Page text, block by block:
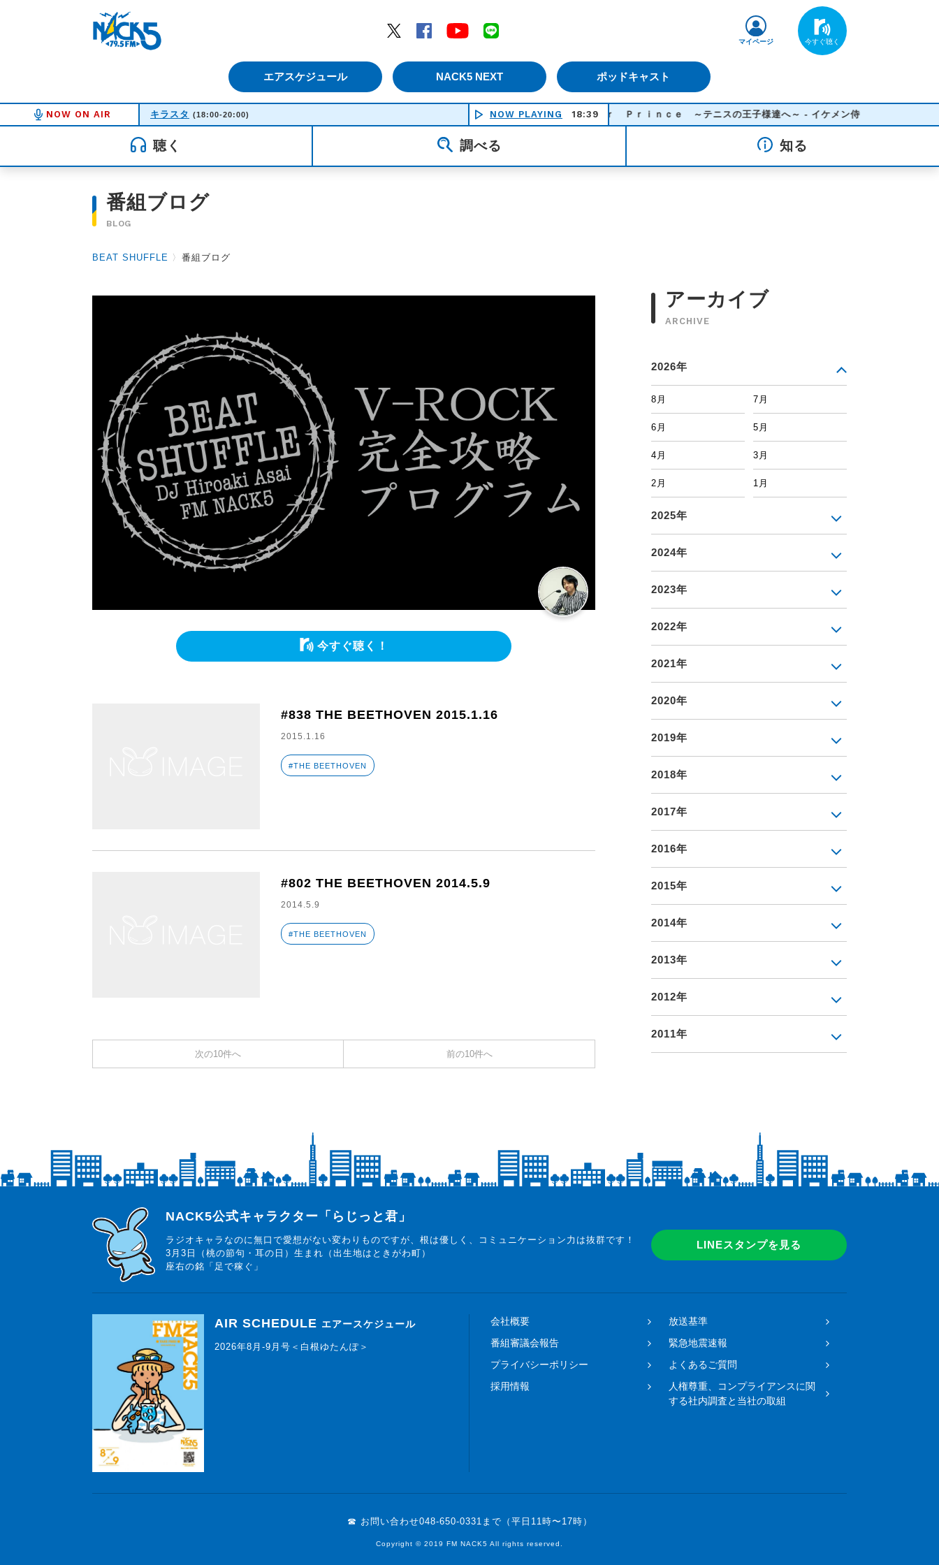
Twitter
Facebook YouTube
エアスケジュール NACK5 NEXT ポッドキャスト
マイページ
NOW ON AIR キラスタ (18:00-20:00) NOW PLAYING 18:39
Ｄｅａｒ Ｐｒｉｎｃｅ ～テニスの王子様達へ～ - イケメン侍
聴く 調べる 知る
番組ブログ
BLOG
BEAT SHUFFLE 〉 番組ブログ
今すぐ聴く！
#838 THE BEETHOVEN 2015.1.16
2015.1.16
#THE BEETHOVEN
#802 THE BEETHOVEN 2014.5.9
2014.5.9
#THE BEETHOVEN
次の10件へ 前の10件へ
アーカイブ
ARCHIVE
2026年
8月 7月
6月 5月
4月 3月
2月 1月
2025年
2024年
2023年
2022年
2021年
2020年
2019年
2018年
2017年
2016年
2015年
2014年
2013年
2012年
2011年
らじっと君
NACK5公式キャラクター「らじっと君」
ラジオキャラなのに無口で愛想がない変わりものですが、根は優しく、コミュニケーション力は抜群です！
3月3日（桃の節句・耳の日）生まれ（出生地はときがわ町）
座右の銘「足で稼ぐ」
LINEスタンプを見る
AIR SCHEDULE エアースケジュール
2026年8月-9月号＜白根ゆたんぽ＞
会社概要
放送基準
番組審議会報告
緊急地震速報
プライバシーポリシー
よくあるご質問
採用情報
人権尊重、コンプライアンスに関
する社内調査と当社の取組
☎ お問い合わせ048-650-0331まで（平日11時〜17時）
Copyright © 2019 FM NACK5 All rights reserved.